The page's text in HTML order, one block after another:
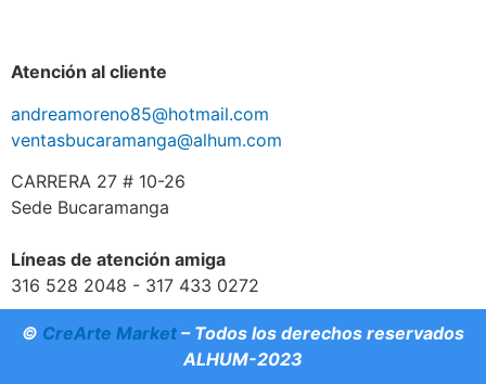
Atención al cliente
andreamoreno85@hotmail.com
ventasbucaramanga@alhum.com
CARRERA 27 # 10-26
Sede Bucaramanga
Líneas de atención amiga
316 528 2048 - 317 433 0272
© CreArte Market – Todos los derechos reservados
ALHUM-2023